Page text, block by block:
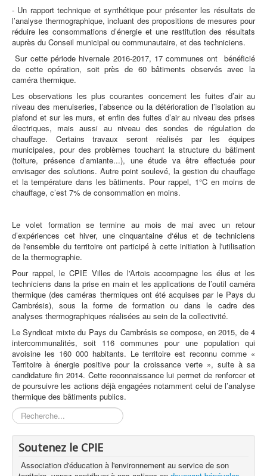
- Un rapport technique et synthétique pour présenter les résultats de
l’analyse thermographique, incluant des propositions de mesures pour
réduire les consommations d’énergie et une restitution des résultats
auprès du Conseil municipal ou communautaire, et des techniciens.
Sur cette période hivernale 2016-2017, 17 communes ont bénéficié
de cette opération, soit près de 60 bâtiments observés avec la
caméra thermique.
Les observations les plus courantes concernent les fuites d’air au
niveau des menuiseries, l’absence ou la détérioration de l’isolation au
plafond et sur les murs, et enfin des fuites d’air au niveau des prises
électriques, mais aussi au niveau des sondes de régulation de
chauffage. Certains travaux seront réalisés par les équipes
municipales, pour des problèmes touchant la structure du bâtiment
(toiture, présence d’amiante...), une étude va être effectuée pour
envisager des solutions. Autre point soulevé, la gestion du chauffage
et la température dans les bâtiments. Pour rappel, 1°C en moins de
chauffage, c’est 7% de consommation en moins.
Le volet formation se termine au mois de mai avec un retour
d’expériences cet hiver, une cinquantaine d‘élus et de techniciens
de l'ensemble du territoire ont participé à cette initiation à l'utilisation
de la thermographie.
Pour rappel, le CPIE Villes de l'Artois accompagne les élus et les
techniciens dans la prise en main et les applications de l’outil caméra
thermique (des caméras thermiques ont été acquises par le Pays du
Cambrésis), sous la forme de formation ou dans le cadre des
analyses thermographiques réalisées au sein de la collectivité.
Le Syndicat mixte du Pays du Cambrésis se compose, en 2015, de 4
intercommunalités, soit 116 communes pour une population qui
avoisine les 160 000 habitants. Le territoire est reconnu comme «
Territoire à énergie positive pour la croissance verte », suite à sa
candidature fin 2014. Cette reconnaissance lui permet de renforcer et
de poursuivre les actions déjà engagées notamment celui de l’analyse
thermique des bâtiments publics.
Rechercher
Soutenez le CPIE
Association d'éducation à l'environnement au service de son